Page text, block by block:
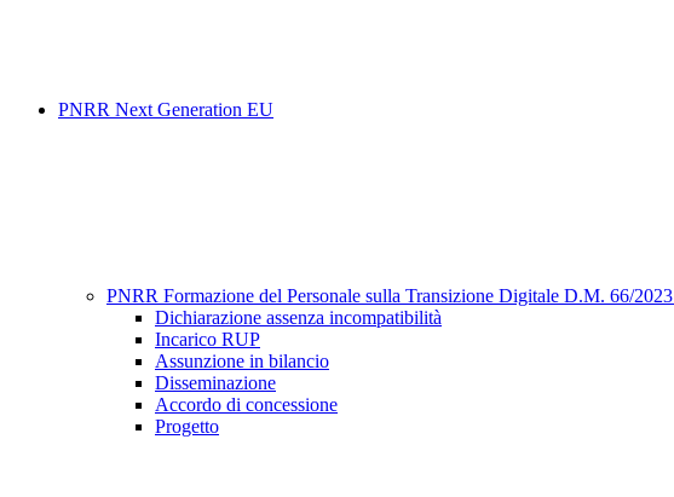
PNRR Next Generation EU
PNRR Formazione del Personale sulla Transizione Digitale D.M. 66/2023
Dichiarazione assenza incompatibilità
Incarico RUP
Assunzione in bilancio
Disseminazione
Accordo di concessione
Progetto